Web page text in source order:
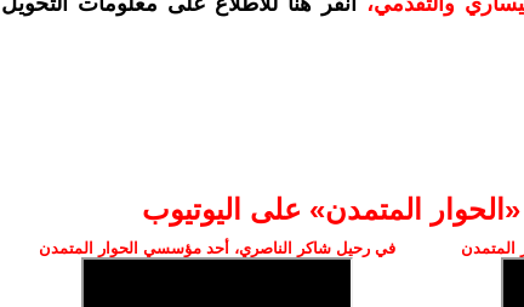
المتمدن» على اليوتيوب
المتمدن في رحيل شاكر الناصري، أحد مؤسسي الحوار المتمدن